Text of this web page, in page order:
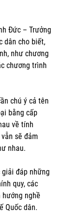
Đức – Trưởng
dân cho biết,
như chương
chương trình
chú ý cả tên
bằng cấp
về tính
sẽ đảm
nhau.
giải đáp những
quy, các
nghề
Quốc dân.